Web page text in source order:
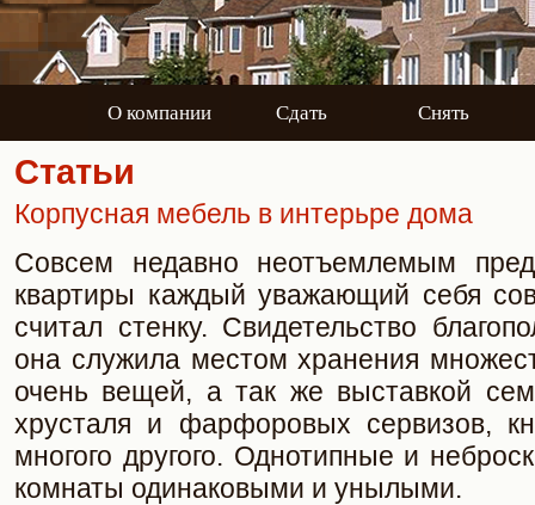
О компании Сдать Снять
Статьи
Корпусная мебель в интерьре дома
Совсем недавно неотъемлемым
квартиры каждый уважающий себя
считал стенку. Свидетельство
она служила местом хранения
очень вещей, а так же выставкой
хрусталя и фарфоровых сервизов,
многого другого. Однотипные и
комнаты одинаковыми и унылыми.